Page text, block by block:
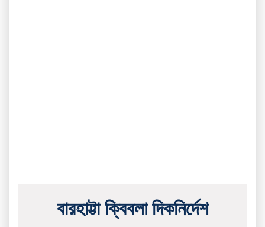
বারহাট্টা ক্বিবলা দিকনির্দেশ